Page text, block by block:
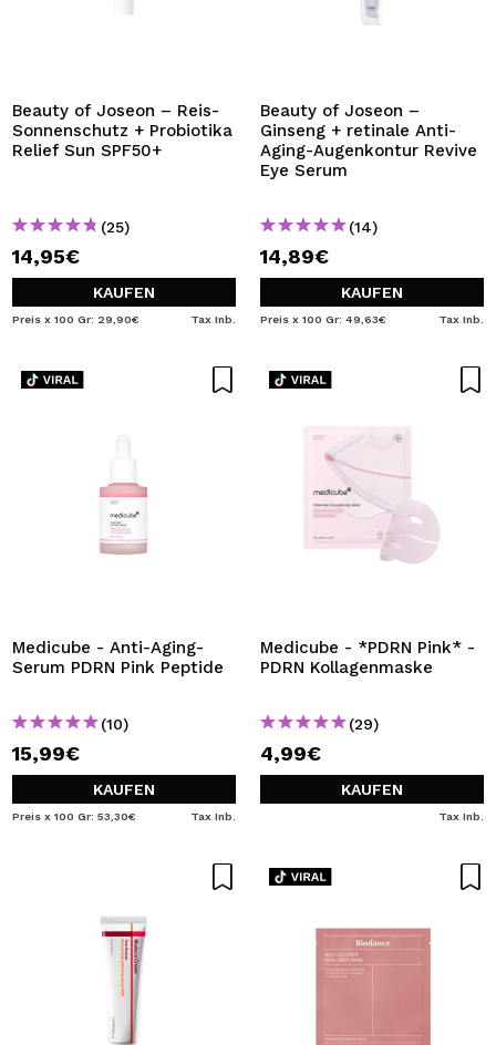
Beauty of Joseon – Reis-
Sonnenschutz + Probiotika
Relief Sun SPF50+
(25)
14,95€
KAUFEN
Preis x 100 Gr: 29,90€ Tax Inb.
Beauty of Joseon –
Ginseng + retinale Anti-
Aging-Augenkontur Revive
Eye Serum
(14)
14,89€
KAUFEN
Preis x 100 Gr: 49,63€ Tax Inb.
Medicube - Anti-Aging-
Serum PDRN Pink Peptide
(10)
15,99€
KAUFEN
Preis x 100 Gr: 53,30€ Tax Inb.
Medicube - *PDRN Pink* -
PDRN Kollagenmaske
(29)
4,99€
KAUFEN
Tax Inb.